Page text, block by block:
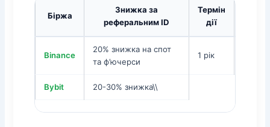
Біржа
Знижка за
реферальним ID
Термін
дії
Binance
20% знижка на спот
та ф’ючерси
1 рік
Bybit 20-30% знижка\\